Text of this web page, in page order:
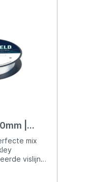
|
mix
vislijn